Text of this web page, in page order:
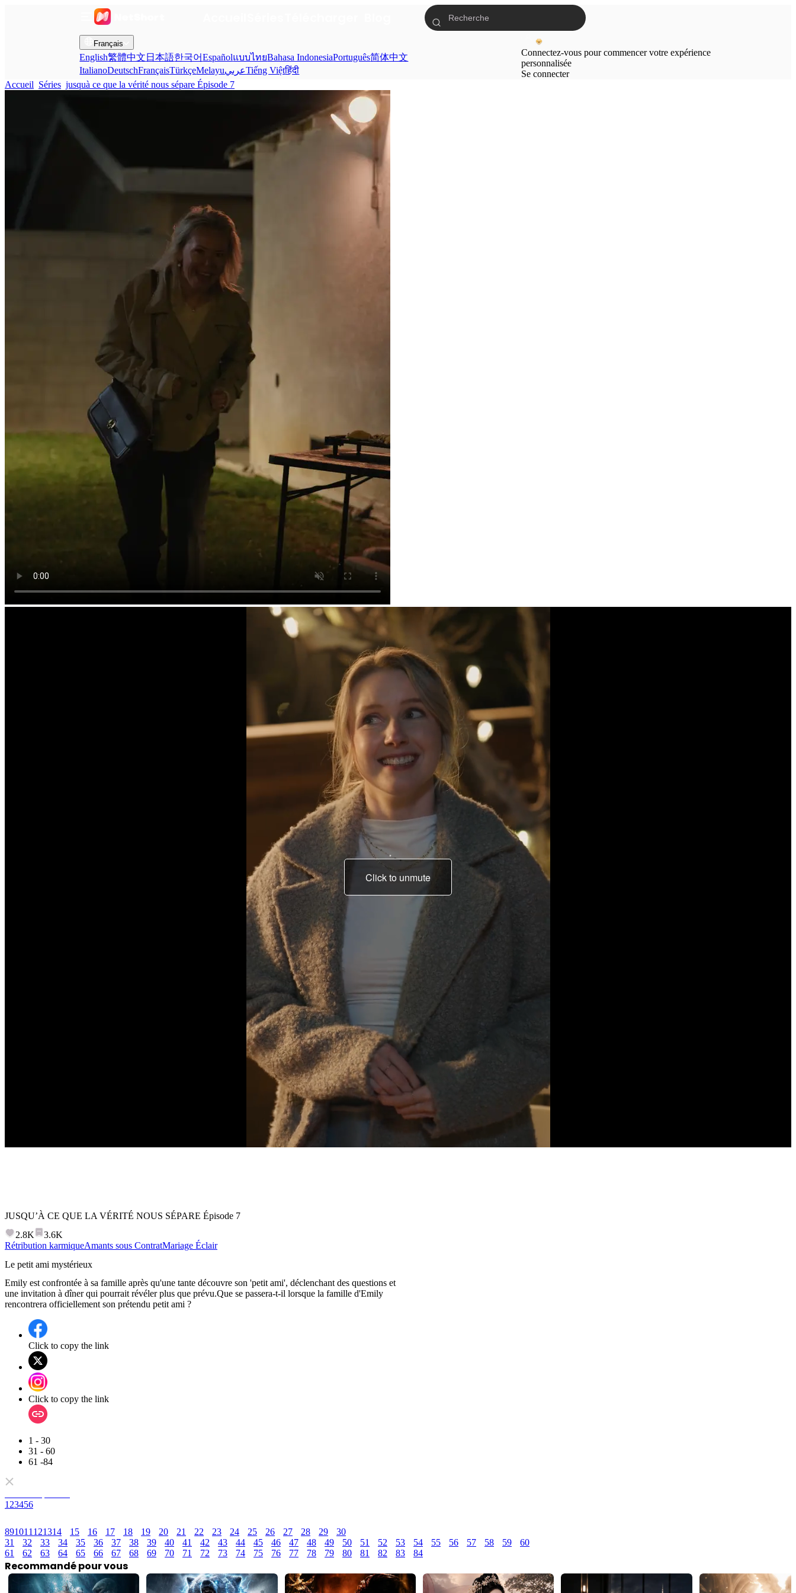
Français
English繁體中文 日本語한국어EspañolแบบไทยBahasa IndonesiaPortuguês简体中文
ItalianoDeutschFrançaisTürkçeMelayuعربيTiếng Việtहिंदी
Connectez-vous pour commencer votre expérience
personnalisée
Se connecter
Accueil Séries jusquà ce que la vérité nous sépare Épisode 7
Click to unmute
tel un vrai gentleman.
JUSQU’À CE QUE LA VÉRITÉ NOUS SÉPARE Épisode 7
2.8K
3.6K
Rétribution karmiqueAmants sous ContratMariage Éclair
Le petit ami mystérieux
Emily est confrontée à sa famille après qu'une tante découvre son 'petit ami', déclenchant des questions et
une invitation à dîner qui pourrait révéler plus que prévu.Que se passera-t-il lorsque la famille d'Emily
rencontrera officiellement son prétendu petit ami ?
Click to copy the link
Click to copy the link
1 - 30
31 - 60
61 -84
1 23456
891011 121314 15 16 17 18 19 20 21 22 23 24 25 26 27 28 29
30
31
32 33 34 35 36 37 38 39 40 41 42 43 44 45 46 47 48 49 50 51 52 53 54 55 56 57 58 59
60
61
62 63 64 65 66 67 68 69 70 71 72 73 74 75 76 77 78 79 80 81 82 83 84
Recommandé pour vous